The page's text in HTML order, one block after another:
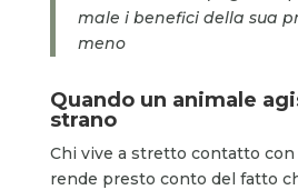
male i benefici della sua
meno
Quando un animale
strano
Chi vive a stretto contatto con
rende presto conto del fatto